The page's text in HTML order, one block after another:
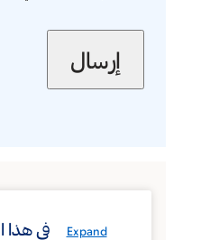
Expand في هذا